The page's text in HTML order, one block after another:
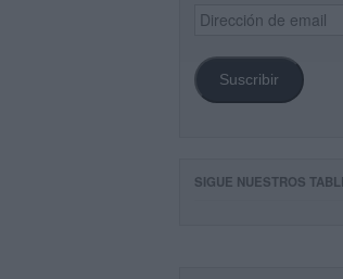
Dirección
de
Suscribir
SIGUE NUESTROS